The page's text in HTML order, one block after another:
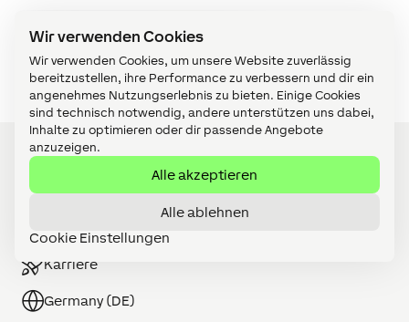
Wir verwenden Cookies
Wir verwenden Cookies, um unsere Website zuverlässig
bereitzustellen, ihre Performance zu verbessern und dir ein
angenehmes Nutzungserlebnis zu bieten. Einige Cookies
sind technisch notwendig, andere unterstützen uns dabei,
Inhalte zu optimieren oder dir passende Angebote
anzuzeigen.
Alle akzeptieren
Alle ablehnen
Cookie Einstellungen
Zubehör (14)
Partner werden
Karriere
Germany (DE)